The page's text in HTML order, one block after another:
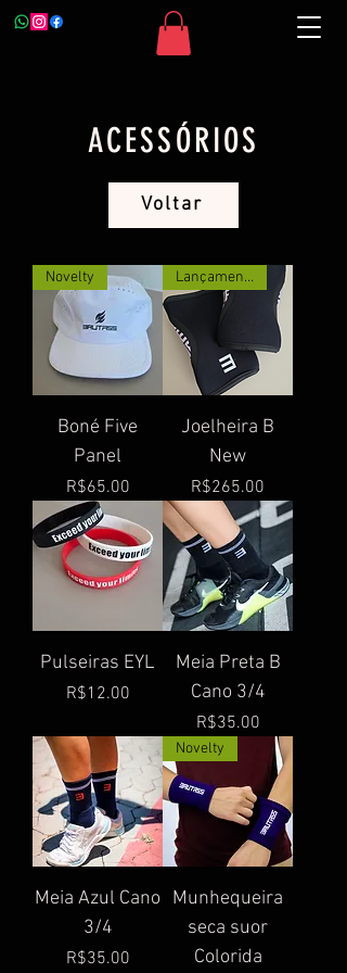
ACESSÓRIOS
Voltar
Novelty
Boné Five
Panel
Price
R$65.00
Lançamento
Joelheira B
New
Price
R$265.00
Pulseiras EYL
Price
R$12.00
Meia Preta B
Cano 3/4
Price
R$35.00
Meia Azul Cano
3/4
Price
R$35.00
Novelty
Munhequeira
seca suor
Colorida